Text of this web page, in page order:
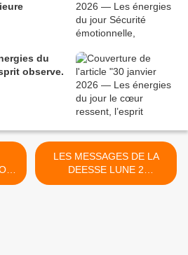
du
observe.
LES MESSAGES DE LA
DEESSE LUNE 2
NOVEMBRE 2020 >